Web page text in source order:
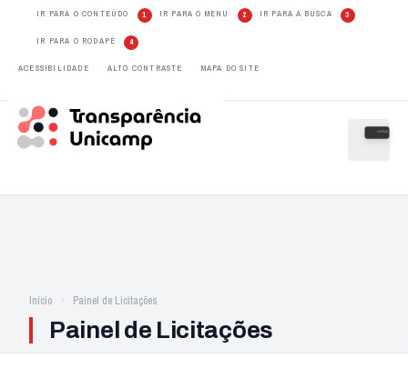
IR PARA O CONTEÚDO 1 IR PARA O MENU 2 IR PARA A BUSCA 3
IR PARA O RODAPÉ 4
ACESSIBILIDADE ALTO CONTRASTE MAPA DO SITE
Início Painel de Licitações
Painel de Licitações